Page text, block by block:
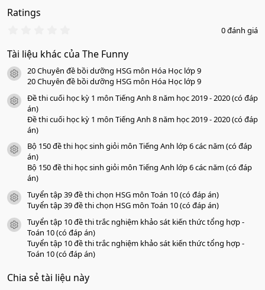
Ratings
0
0
s
a
o
0 đánh giá
Tài liệu khác của The Funny
icon tài liệu
20 Chuyên đề bồi dưỡng HSG môn Hóa Học lớp 9
20 Chuyên đề bồi dưỡng HSG môn Hóa Học lớp 9
icon tài liệu
Đề thi cuối học kỳ 1 môn Tiếng Anh 8 năm học 2019 - 2020 (có đáp
án)
Đề thi cuối học kỳ 1 môn Tiếng Anh 8 năm học 2019 - 2020 (có đáp
án)
icon tài liệu
Bộ 150 đề thi học sinh giỏi môn Tiếng Anh lớp 6 các năm (có đáp
án)
Bộ 150 đề thi học sinh giỏi môn Tiếng Anh lớp 6 các năm (có đáp
án)
icon tài liệu
Tuyển tập 39 đề thi chọn HSG môn Toán 10 (có đáp án)
Tuyển tập 39 đề thi chọn HSG môn Toán 10 (có đáp án)
icon tài liệu
Tuyển tập 10 đề thi trắc nghiệm khảo sát kiến thức tổng hợp -
Toán 10 (có đáp án)
Tuyển tập 10 đề thi trắc nghiệm khảo sát kiến thức tổng hợp -
Toán 10 (có đáp án)
Chia sẻ tài liệu này